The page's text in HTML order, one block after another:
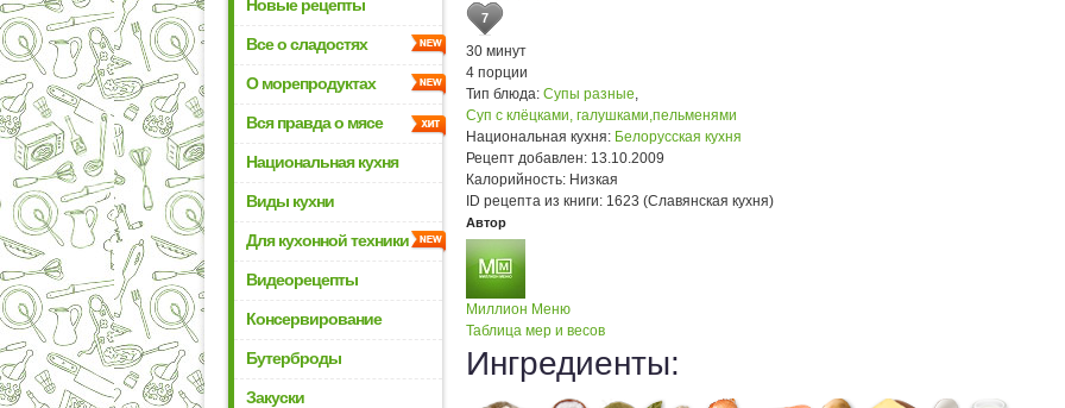
Новые рецепты
Все о сладостях
О морепродуктах
Вся правда о мясе
Национальная кухня
Виды кухни
Для кухонной техники
Видеорецепты
Консервирование
Бутерброды
Закуски
7
30 минут
4 порции
Тип блюда: Супы разные,
Суп с клёцками, галушками,пельменями
Национальная кухня: Белорусская кухня
Рецепт добавлен: 13.10.2009
Калорийность: Низкая
ID рецепта из книги: 1623 (Славянская кухня)
Автор
Миллион Меню
Таблица мер и весов
Ингредиенты: